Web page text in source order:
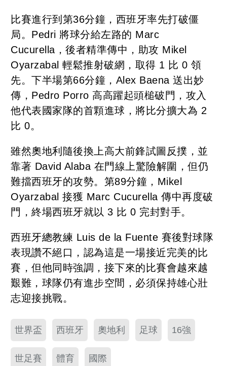
比賽進行到第36分鐘，西班牙率先打破僵
局。Pedri 將球分給左路的 Marc
Cucurella，後者精準傳中，助攻 Mikel
Oyarzabal 輕鬆推射破網，取得 1 比 0 領
先。下半場第66分鐘，Alex Baena 送出妙
傳，Pedro Porro 高高躍起頭槌破門，攻入
他代表國家隊的首顆進球，將比分擴大為 2
比 0。
雖然奧地利隨後換上高大前鋒試圖反撲，並
靠著 David Alaba 在門線上驚險解圍，但仍
難擋西班牙的攻勢。第89分鐘，Mikel
Oyarzabal 接獲 Marc Cucurella 傳中再度破
門，終場西班牙就以 3 比 0 完封對手。
西班牙總教練 Luis de la Fuente 賽後對球隊
表現讚不絕口，認為這是一場接近完美的比
賽，但他同時強調，接下來的比賽會越來越
艱難，球隊仍有進步空間，必須保持雄心壯
志迎接挑戰。
世界盃 西班牙 奧地利 足球 16強
世足賽 體育 國際